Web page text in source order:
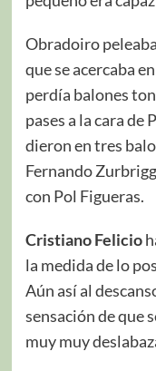
Obradoiro
que se acercaba
perdía balones
pases a la cara
dieron en tres
Fernando
con Pol Figueras.
Cristiano Felicio
la medida de lo
Aún así al
sensación de que
muy muy